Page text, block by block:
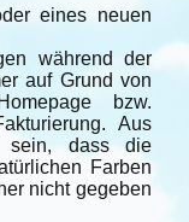
eines neuen
während der
auf Grund von
bzw.
Aus
sein, dass die
Farben
nicht gegeben